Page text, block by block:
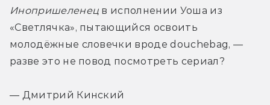
Инопришеленец в исполнении Уоша из
«Светлячка», пытающийся освоить
молодёжные словечки вроде douchebag, —
разве это не повод посмотреть сериал?
— Дмитрий Кинский